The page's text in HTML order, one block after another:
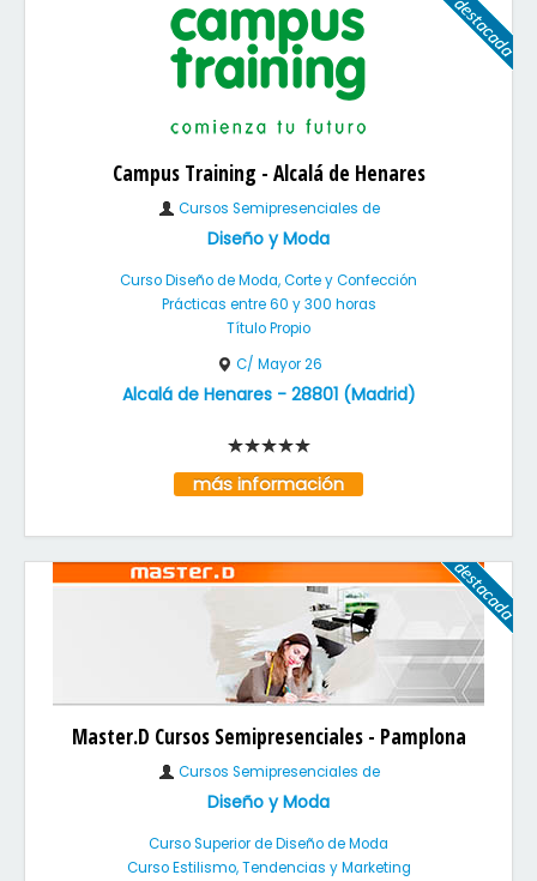
Campus Training - Alcalá de Henares
Cursos Semipresenciales de
Diseño y Moda
Curso Diseño de Moda, Corte y Confección
Prácticas entre 60 y 300 horas
Título Propio
C/ Mayor 26
Alcalá de Henares- 28801(Madrid)
más información
Master.D Cursos Semipresenciales - Pamplona
Cursos Semipresenciales de
Diseño y Moda
Curso Superior de Diseño de Moda
Curso Estilismo, Tendencias y Marketing